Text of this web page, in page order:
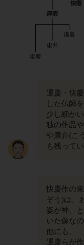
運慶・快
した仏師を
少し細か
独の作品
や康弁(こ
も残ってい
快慶作の
ぞう)は、
姿が神、
いた像なの
他にも、
運慶らが